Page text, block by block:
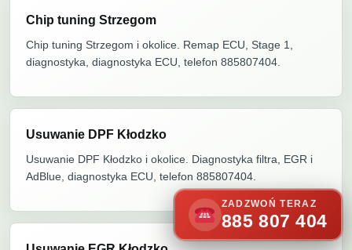
Chip tuning Strzegom
Chip tuning Strzegom i okolice. Remap ECU, Stage 1,
diagnostyka, diagnostyka ECU, telefon 885807404.
Usuwanie DPF Kłodzko
Usuwanie DPF Kłodzko i okolice. Diagnostyka filtra, EGR i
AdBlue, diagnostyka ECU, telefon 885807404.
ZADZWOŃ TERAZ
885 807 404